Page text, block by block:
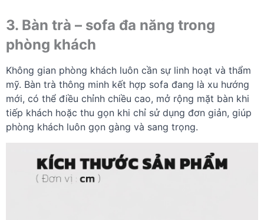
3. Bàn trà – sofa đa năng trong
phòng khách
Không gian phòng khách luôn cần sự linh hoạt và thẩm
mỹ. Bàn trà thông minh kết hợp sofa đang là xu hướng
mới, có thể điều chỉnh chiều cao, mở rộng mặt bàn khi
tiếp khách hoặc thu gọn khi chỉ sử dụng đơn giản, giúp
phòng khách luôn gọn gàng và sang trọng.